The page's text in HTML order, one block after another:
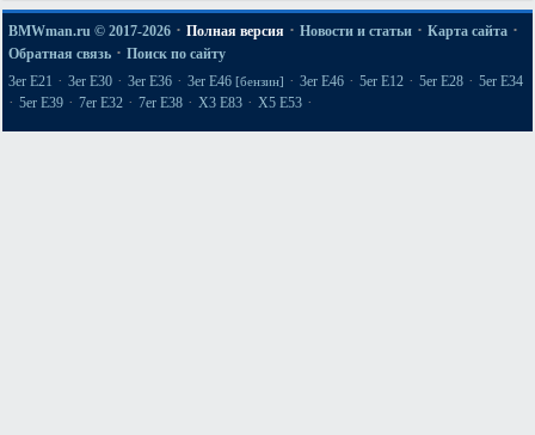
BMWman.ru © 2017-2026 · Полная версия · Новости и статьи · Карта сайта ·
Обратная связь · Поиск по сайту
3er E21 · 3er E30 · 3er E36 · 3er E46 [бензин] · 3er E46 · 5er E12 · 5er E28 · 5er E34
· 5er E39 · 7er E32 · 7er E38 · X3 E83 · X5 E53 ·